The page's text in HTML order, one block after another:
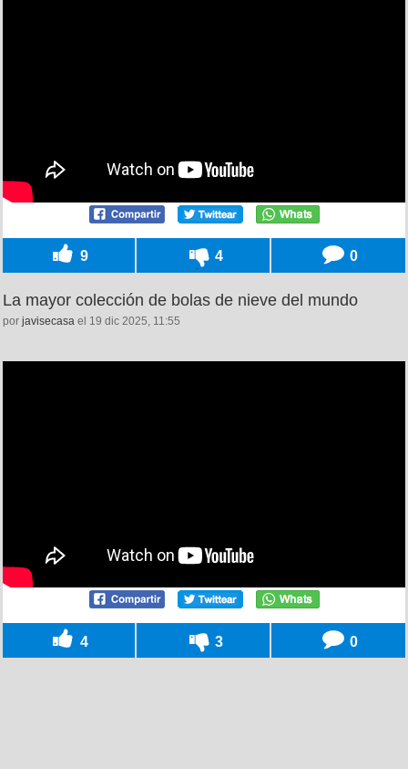
9 4 0
La mayor colección de bolas de nieve del mundo
por javisecasa el 19 dic 2025, 11:55
4 3 0